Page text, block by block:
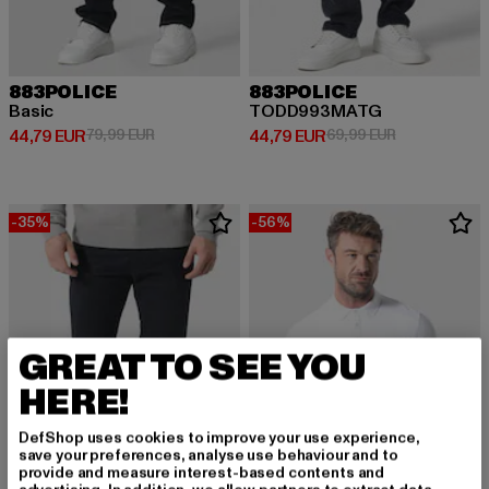
883POLICE
Basic
44,79 EUR
Derzeitiger Preis: 44,79 EUR
79,99 EURAktionspreis: 79,99 EUR
883POLICE
TODD993MATG
44,79 EUR
Derzeitiger Preis: 44,79 EUR
69,99 EURAktionspreis:
-35% -56%
GREAT TO SEE YOU
HERE!
DefShop uses cookies to improve your use experience,
save your preferences, analyse use behaviour and to
provide and measure interest-based contents and